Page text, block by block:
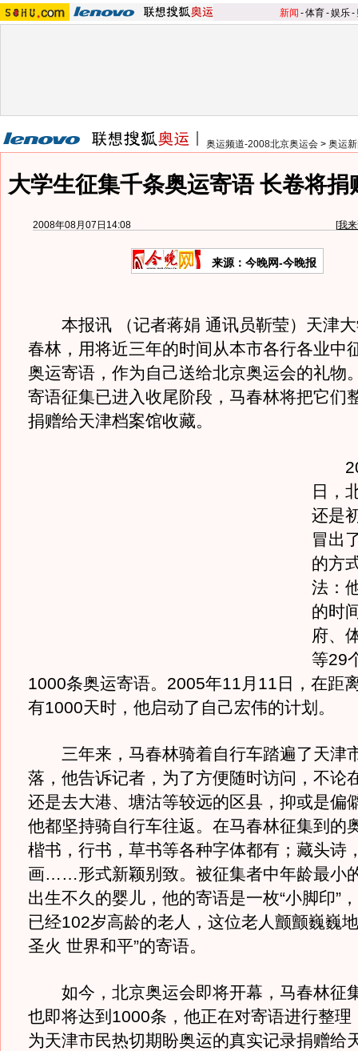
新闻 -体育-娱乐-
奥运频道-2008北京奥运会 > 奥运
大学生征集千条奥运寄语 长卷将捐
2008年08月07日14:08 [我
来源：今晚网-今晚报
本报讯 （记者蒋娟 通讯员靳莹）天津大
春林，用将近三年的时间从本市各行各业中
奥运寄语，作为自己送给北京奥运会的礼物
寄语征集已进入收尾阶段，马春林将把它们
捐赠给天津档案馆收藏。
日，
还是
冒出
的方
法：
的时
府、
等29
1000条奥运寄语。2005年11月11日，在距
有1000天时，他启动了自己宏伟的计划。
三年来，马春林骑着自行车踏遍了天津
落，他告诉记者，为了方便随时访问，不论
还是去大港、塘沽等较远的区县，抑或是偏
他都坚持骑自行车往返。在马春林征集到的
楷书，行书，草书等各种字体都有；藏头诗
画……形式新颖别致。被征集者中年龄最小
出生不久的婴儿，他的寄语是一枚“小脚印”
已经102岁高龄的老人，这位老人颤颤巍巍
圣火 世界和平”的寄语。
如今，北京奥运会即将开幕，马春林征
也即将达到1000条，他正在对寄语进行整理
为天津市民热切期盼奥运的真实记录捐赠给